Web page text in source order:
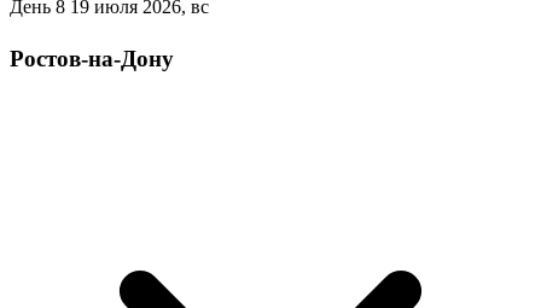
День 8 19 июля 2026, вс
Ростов-на-Дону